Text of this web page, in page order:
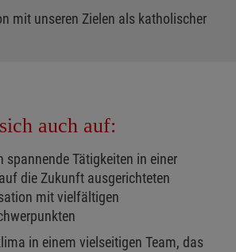
mit unseren Zielen als katholischer
auch auf:
spannende Tätigkeiten in einer
die Zukunft ausgerichteten
mit vielfältigen
in einem vielseitigen Team, das